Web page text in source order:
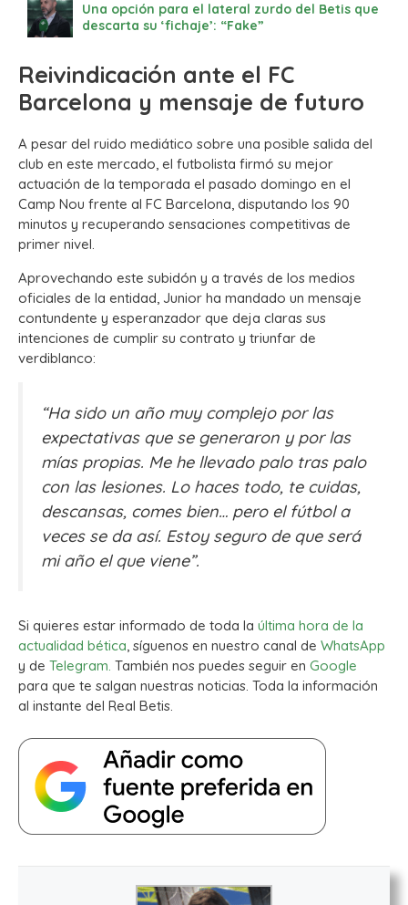
Una opción para el lateral zurdo del Betis que
descarta su ‘fichaje’: “Fake”
Reivindicación ante el FC
Barcelona y mensaje de futuro
A pesar del ruido mediático sobre una posible salida del
club en este mercado, el futbolista firmó su mejor
actuación de la temporada el pasado domingo en el
Camp Nou frente al FC Barcelona, disputando los 90
minutos y recuperando sensaciones competitivas de
primer nivel.
Aprovechando este subidón y a través de los medios
oficiales de la entidad, Junior ha mandado un mensaje
contundente y esperanzador que deja claras sus
intenciones de cumplir su contrato y triunfar de
verdiblanco:
“Ha sido un año muy complejo por las
expectativas que se generaron y por las
mías propias. Me he llevado palo tras palo
con las lesiones. Lo haces todo, te cuidas,
descansas, comes bien… pero el fútbol a
veces se da así. Estoy seguro de que será
mi año el que viene”.
Si quieres estar informado de toda la última hora de la
actualidad bética, síguenos en nuestro canal de WhatsApp
y de Telegram. También nos puedes seguir en Google
para que te salgan nuestras noticias. Toda la información
al instante del Real Betis.